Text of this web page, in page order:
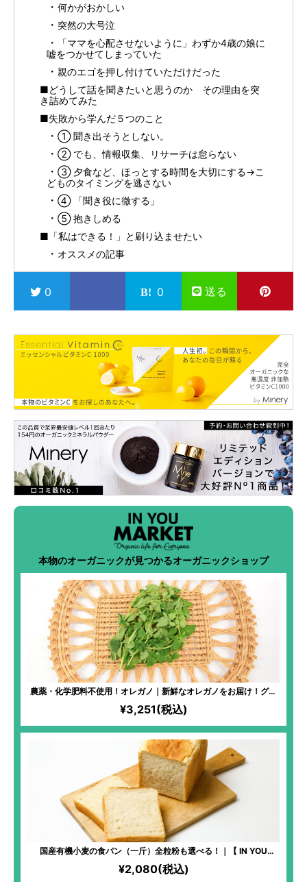
何かがおかしい
突然の大号泣
「ママを心配させないように」わずか4歳の娘に
嘘をつかせてしまっていた
親のエゴを押し付けていただけだった
■どうして話を聞きたいと思うのか その理由を突
き詰めてみた
■失敗から学んだ５つのこと
① 聞き出そうとしない。
② でも、情報収集、リサーチは怠らない
③ 夕食など、ほっとする時間を大切にする→こ
どものタイミングを逃さない
④ 「聞き役に徹する」
⑤ 抱きしめる
■「私はできる！」と刷り込ませたい
オススメの記事
0 0 送る
本物のオーガニックが見つかるオーガニックショップ
農薬・化学肥料不使用！オレガノ｜新鮮なオレガノをお届け！グリ
ル料理や煮込み料理の仕上げに加えたり、ピザやパスタソースに加
えたりと、活用度大！
¥3,251(税込)
国産有機小麦の食パン（一斤）全粒粉も選べる！｜【 IN YOU
MARKET限定】化学物質過敏症の方も安心して食べられるパンを！
全原材料有機！湧き水「景勝清水」と高価ななずなの塩を使用する
¥2,080(税込)